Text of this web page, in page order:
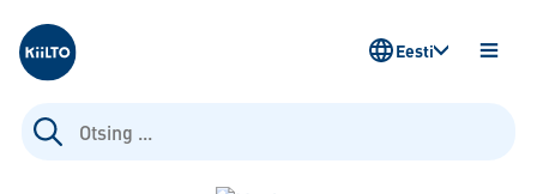
Kiilto Estonia
Otsi:
AVA
Eesti